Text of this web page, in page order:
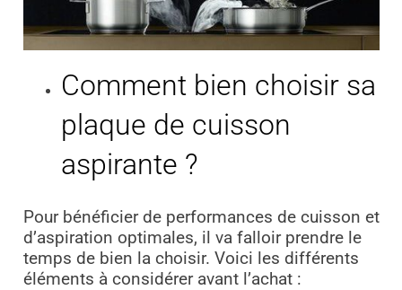
Comment bien choisir sa
plaque de cuisson
aspirante ?
Pour bénéficier de performances de cuisson et
d’aspiration optimales, il va falloir prendre le
temps de bien la choisir. Voici les différents
éléments à considérer avant l’achat :